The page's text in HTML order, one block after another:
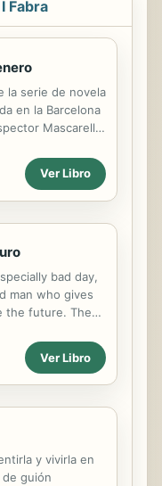
Fabra
la serie de novela
en la Barcelona
Mascarell»,
que habla del
y, por
amor. Barcelona,
resolver su
de enero de 1939
dejándola a su
días, en
hacia el exilio
la ciudad
Ver Libro
bad day,
man who gives
the future. The
see the future
before. Rights
and Mexico.
Ver Libro
y vivirla en
de guión